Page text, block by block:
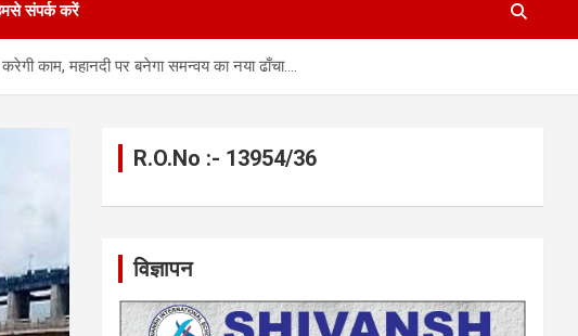
संपर्क करें
काम, महानदी पर बनेगा समन्वय का नया ढाँचा….
R.O.No :- 13954/36
विज्ञापन